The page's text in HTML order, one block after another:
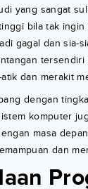
yang sangat
bila tak ingin
gagal dan sia-
tersendiri
dan merakit
dengan
komputer
masa
dan